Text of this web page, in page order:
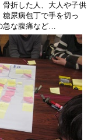
骨折した人、大人や子供
尿病包丁で手を切っ
急な腹痛など…